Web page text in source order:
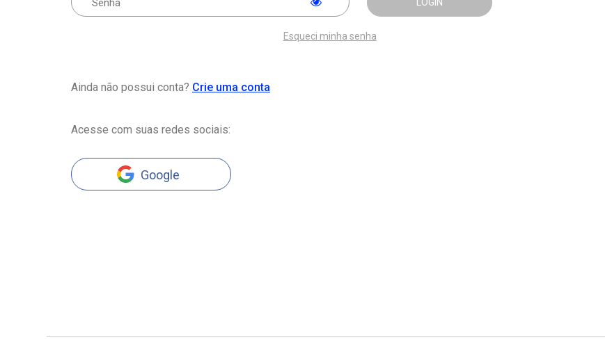
Esqueci minha senha
Ainda não possui conta? Crie uma conta
Acesse com suas redes sociais:
Google